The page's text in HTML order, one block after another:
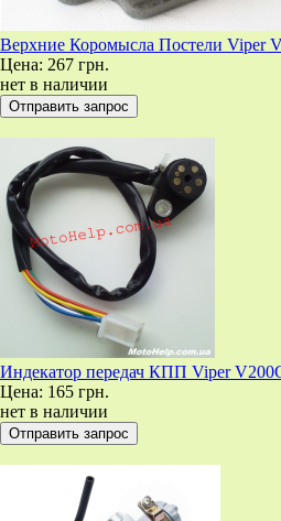
Верхние Коромысла Постели Viper
Цена: 267 грн.
нет в наличии
Индекатор передач КПП Viper
Цена: 165 грн.
нет в наличии